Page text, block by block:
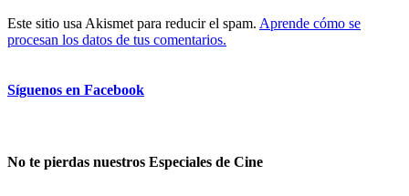
Este sitio usa Akismet para reducir el spam. Aprende cómo se
procesan los datos de tus comentarios.
Síguenos en Facebook
No te pierdas nuestros Especiales de Cine